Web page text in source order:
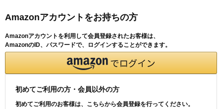
Amazonアカウントをお持ちの方
Amazonアカウントを利用して会員登録されたお客様は、
AmazonのID、パスワードで、ログインすることができます。
初めてご利用の方・会員以外の方
初めてご利用のお客様は、こちらから会員登録を行ってください。